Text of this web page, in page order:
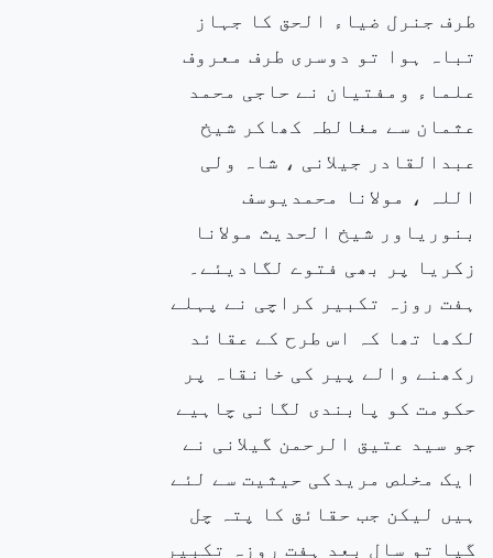
طرف جنرل ضیاء الحق کا جہاز
تباہ ہوا تو دوسری طرف معروف
علماء ومفتیان نے حاجی محمد
عثمان سے مغالطہ کھاکر شیخ
عبدالقادر جیلانی ، شاہ ولی
اللہ ، مولانا محمدیوسف
بنوریاور شیخ الحدیث مولانا
زکریا پر بھی فتوے لگادیئے۔
ہفت روزہ تکبیر کراچی نے پہلے
لکھا تھا کہ اس طرح کے عقائد
رکھنے والے پیر کی خانقاہ پر
حکومت کو پابندی لگانی چاہیے
جو سید عتیق الرحمن گیلانی نے
ایک مخلص مریدکی حیثیت سے لئے
ہیں لیکن جب حقائق کا پتہ چل
گیا تو سال بعد ہفت روزہ تکبیر